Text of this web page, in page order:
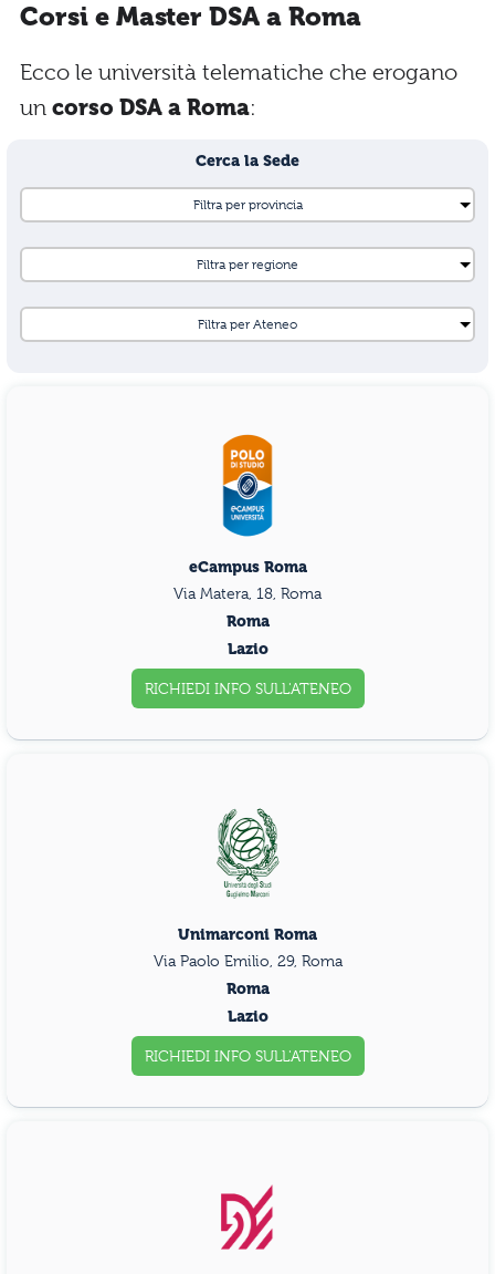
Corsi e Master DSA a Roma
Ecco le università telematiche che erogano
un corso DSA a Roma:
Cerca la Sede
eCampus Roma
Via Matera, 18, Roma
Roma
Lazio
RICHIEDI INFOSULL'ATENEO
Unimarconi Roma
Via Paolo Emilio, 29, Roma
Roma
Lazio
RICHIEDI INFOSULL'ATENEO